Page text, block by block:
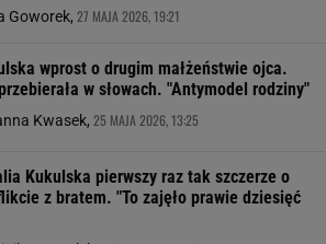
Goworek, 27 MAJA 2026, 19:21
wprost o drugim małżeństwie ojca.
w słowach. "Antymodel rodziny"
Kwasek, 25 MAJA 2026, 13:25
Kukulska pierwszy raz tak szczerze o
z bratem. "To zajęło prawie dziesięć